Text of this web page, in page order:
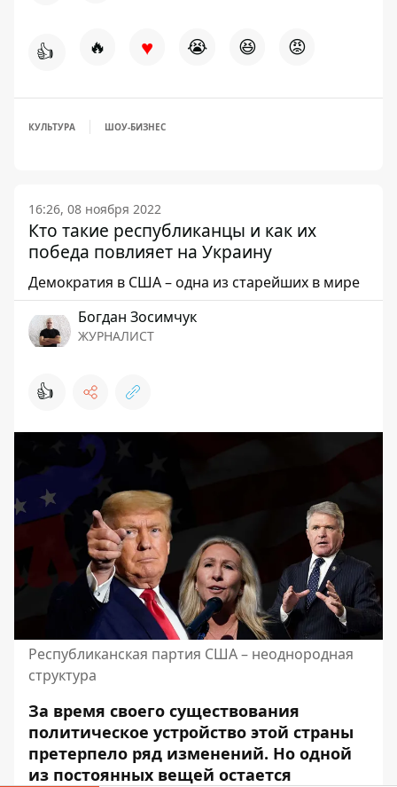
👍 🔥 ♥ 😭 😆 😡
КУЛЬТУРА ШОУ-БИЗНЕС
16:26, 08 ноября 2022
Кто такие республиканцы и как их
победа повлияет на Украину
Демократия в США – одна из старейших в мире
Богдан Зосимчук
ЖУРНАЛИСТ
👍
Республиканская партия США – неоднородная
структура
За время своего существования
политическое устройство этой страны
претерпело ряд изменений. Но одной
из постоянных вещей остается